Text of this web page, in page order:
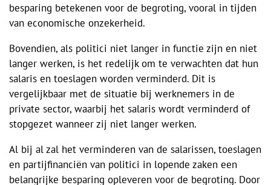
besparing betekenen voor de begroting, vooral in tijden
van economische onzekerheid.
Bovendien, als politici niet langer in functie zijn en niet
langer werken, is het redelijk om te verwachten dat hun
salaris en toeslagen worden verminderd. Dit is
vergelijkbaar met de situatie bij werknemers in de
private sector, waarbij het salaris wordt verminderd of
stopgezet wanneer zij niet langer werken.
Al bij al zal het verminderen van de salarissen, toeslagen
en partijfinanciën van politici in lopende zaken een
belangrijke besparing opleveren voor de begroting. Door